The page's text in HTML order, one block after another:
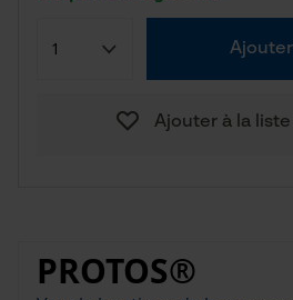
Ajouter à la
PROTOS®